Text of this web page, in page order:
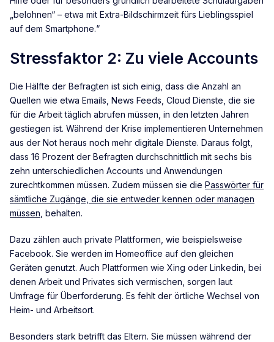
„belohnen“ – etwa mit Extra-Bildschirmzeit fürs Lieblingsspiel
auf dem Smartphone.“
Stressfaktor 2: Zu viele Accounts
Die Hälfte der Befragten ist sich einig, dass die Anzahl an
Quellen wie etwa Emails, News Feeds, Cloud Dienste, die sie
für die Arbeit täglich abrufen müssen, in den letzten Jahren
gestiegen ist. Während der Krise implementieren Unternehmen
aus der Not heraus noch mehr digitale Dienste. Daraus folgt,
dass 16 Prozent der Befragten durchschnittlich mit sechs bis
zehn unterschiedlichen Accounts und Anwendungen
zurechtkommen müssen. Zudem müssen sie die Passwörter für
sämtliche Zugänge, die sie entweder kennen oder managen
müssen , behalten.
Dazu zählen auch private Plattformen, wie beispielsweise
Facebook. Sie werden im Homeoffice auf den gleichen
Geräten genutzt. Auch Plattformen wie Xing oder Linkedin, bei
denen Arbeit und Privates sich vermischen, sorgen laut
Umfrage für Überforderung. Es fehlt der örtliche Wechsel von
Heim- und Arbeitsort.
Besonders stark betrifft das Eltern. Sie müssen während der